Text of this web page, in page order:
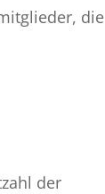
die
der